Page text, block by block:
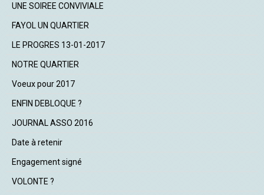
UNE SOIREE CONVIVIALE
FAYOL UN QUARTIER
LE PROGRES 13-01-2017
NOTRE QUARTIER
Voeux pour 2017
ENFIN DEBLOQUE ?
JOURNAL ASSO 2016
Date à retenir
Engagement signé
VOLONTE ?